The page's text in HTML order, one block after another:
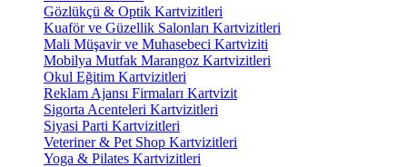
Gözlükçü & Optik Kartvizitleri
Kuaför ve Güzellik Salonları Kartvizitleri
Mali Müşavir ve Muhasebeci Kartviziti
Mobilya Mutfak Marangoz Kartvizitleri
Okul Eğitim Kartvizitleri
Reklam Ajansı Firmaları Kartvizit
Sigorta Acenteleri Kartvizitleri
Siyasi Parti Kartvizitleri
Veteriner & Pet Shop Kartvizitleri
Yoga & Pilates Kartvizitleri